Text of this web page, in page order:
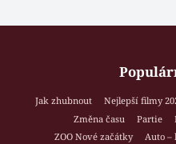
Jak zhubnout Nejlepší filmy
Změna času
Partie
ZOO Nové začátky
Auto –